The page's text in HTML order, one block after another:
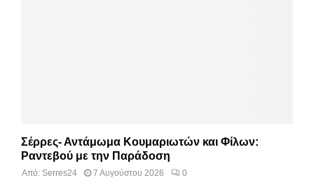
Σέρρες- Αντάμωμα Κουμαριωτών και Φίλων:
Ραντεβού με την Παράδοση
Από: Serres24 7 Αυγούστου 2026 0